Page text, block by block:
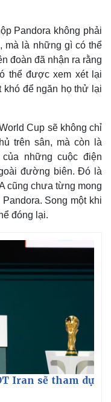
Pandora không phải
mà là những gì có thể
đoàn đã nhận ra rằng
thể được xem xét lại
khó để ngăn họ thử lại
Cup sẽ không chỉ
trên sân, mà còn là
những cuộc điện
đường biên. Đó là
cũng chưa từng mong
Song một khi
đóng lại.
Iran sẽ tham dự